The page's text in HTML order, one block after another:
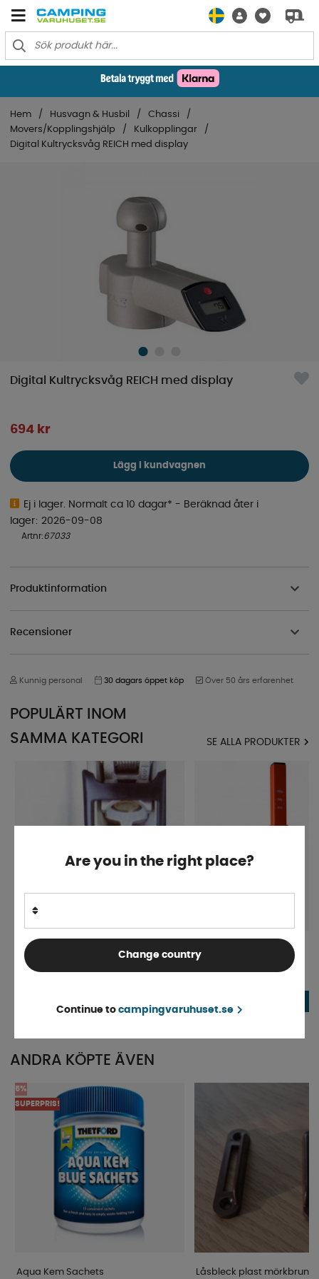
Hem Husvagn & Husbil
Chassi
Movers/Kopplingshjälp
Kulkopplingar
Digital Kultrycksvåg REICH med display
Digital Kultrycksvåg REICH med display
694 kr
Lägg i kundvagnen
Ej i lager. Normalt ca 10 dagar* - Beräknad åter i
lager
2026-09-08
Artnr:67033
Produktinformation
Recensioner
Kunnig personal 30 dagars öppet köp Över 50 års erfarenhet
POPULÄRT INOM
SAMMA KATEGORI
SE ALLA PRODUKTER
Friktionsbelägg WS3000 från.
08/2002-
Kultrycksvåg
ANDRA KÖPTE ÄVEN
5%
SUPERPRIS!
Aqua Kem Sachets Låsbleck plast mörkbrun
Are you in the right place?
Change country
Continue to campingvaruhuset.se